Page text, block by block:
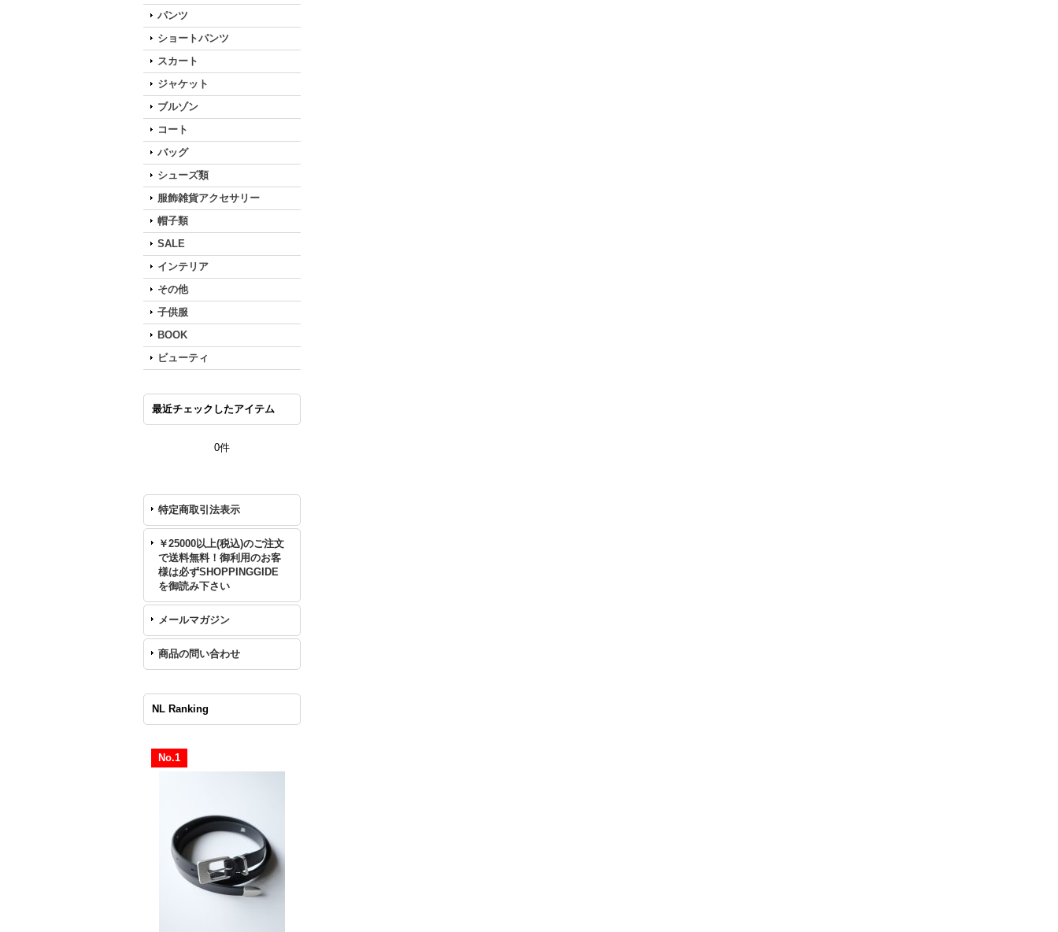
パンツ
ショートパンツ
スカート
ジャケット
ブルゾン
コート
バッグ
シューズ類
服飾雑貨アクセサリー
帽子類
SALE
インテリア
その他
子供服
BOOK
ビューティ
最近チェックしたアイテム
0件
特定商取引法表示
￥25000以上(税込)のご注文
で送料無料！御利用のお客
様は必ずSHOPPINGGIDE
を御読み下さい
メールマガジン
商品の問い合わせ
NL Ranking
No.1